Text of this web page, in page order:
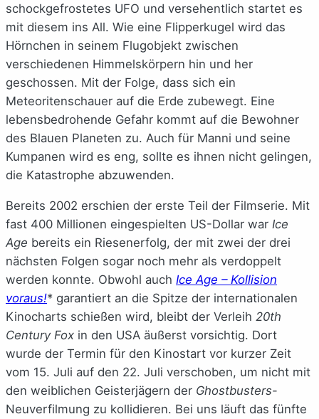
schockgefrostetes UFO und versehentlich startet es
mit diesem ins All. Wie eine Flipperkugel wird das
Hörnchen in seinem Flugobjekt zwischen
verschiedenen Himmelskörpern hin und her
geschossen. Mit der Folge, dass sich ein
Meteoritenschauer auf die Erde zubewegt. Eine
lebensbedrohende Gefahr kommt auf die Bewohner
des Blauen Planeten zu. Auch für Manni und seine
Kumpanen wird es eng, sollte es ihnen nicht gelingen,
die Katastrophe abzuwenden.
Bereits 2002 erschien der erste Teil der Filmserie. Mit
fast 400 Millionen eingespielten US-Dollar war Ice
Age bereits ein Riesenerfolg, der mit zwei der drei
nächsten Folgen sogar noch mehr als verdoppelt
werden konnte. Obwohl auch Ice Age – Kollision
voraus!* garantiert an die Spitze der internationalen
Kinocharts schießen wird, bleibt der Verleih 20th
Century Fox in den USA äußerst vorsichtig. Dort
wurde der Termin für den Kinostart vor kurzer Zeit
vom 15. Juli auf den 22. Juli verschoben, um nicht mit
den weiblichen Geisterjägern der Ghostbusters-
Neuverfilmung zu kollidieren. Bei uns läuft das fünfte